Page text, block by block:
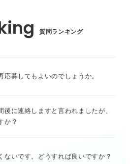
質問ランキング
応募してもよいのでしょうか。
後に連絡しますと言われましたが、
か？
ないです。どうすれば良いですか？